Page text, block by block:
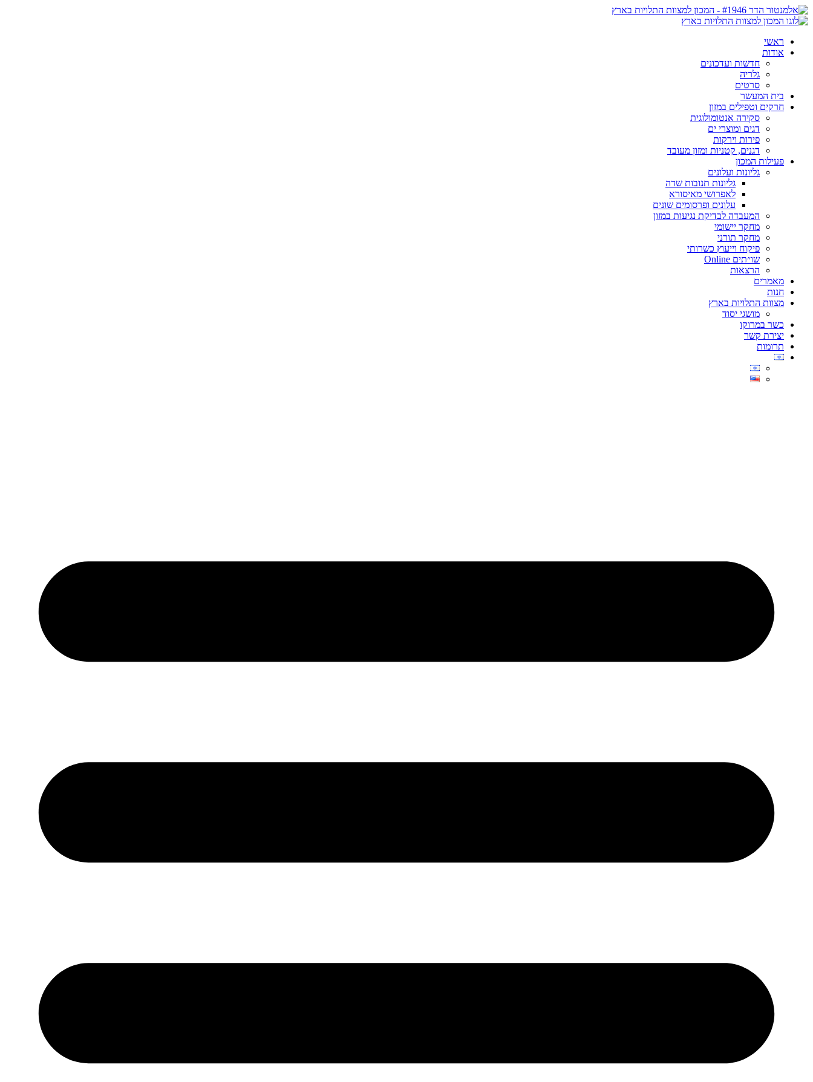
ראשי
אודות
חדשות ועדכונים
גלריה
סרטים
בית המעשר
חרקים וטפילים במזון
סקירה אנטומולוגית
דגים ומוצרי ים
פירות וירקות
דגנים, קטניות ומזון מעובד
פעילות המכון
גליונות ועלונים
גליונות תנובות שדה
לאפרושי מאיסורא
עלונים ופרסומים שונים
המעבדה לבדיקת נגיעות במזון
מחקר יישומי
מחקר תורני
פיקוח וייעוץ כשרותי
שו״תים Online
הרצאות
מאמרים
חנות
מצוות התלויות בארץ
מושגי יסוד
כשר במרוקו
יצירת קשר
תרומות